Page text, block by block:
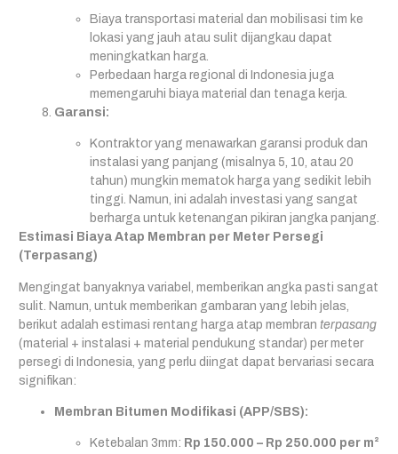
Biaya transportasi material dan mobilisasi tim ke
lokasi yang jauh atau sulit dijangkau dapat
meningkatkan harga.
Perbedaan harga regional di Indonesia juga
memengaruhi biaya material dan tenaga kerja.
Garansi:
Kontraktor yang menawarkan garansi produk dan
instalasi yang panjang (misalnya 5, 10, atau 20
tahun) mungkin mematok harga yang sedikit lebih
tinggi. Namun, ini adalah investasi yang sangat
berharga untuk ketenangan pikiran jangka panjang.
Estimasi Biaya Atap Membran per Meter Persegi
(Terpasang)
Mengingat banyaknya variabel, memberikan angka pasti sangat
sulit. Namun, untuk memberikan gambaran yang lebih jelas,
berikut adalah estimasi rentang harga atap membran terpasang
(material + instalasi + material pendukung standar) per meter
persegi di Indonesia, yang perlu diingat dapat bervariasi secara
signifikan:
Membran Bitumen Modifikasi (APP/SBS):
Ketebalan 3mm: Rp 150.000 – Rp 250.000 per m²